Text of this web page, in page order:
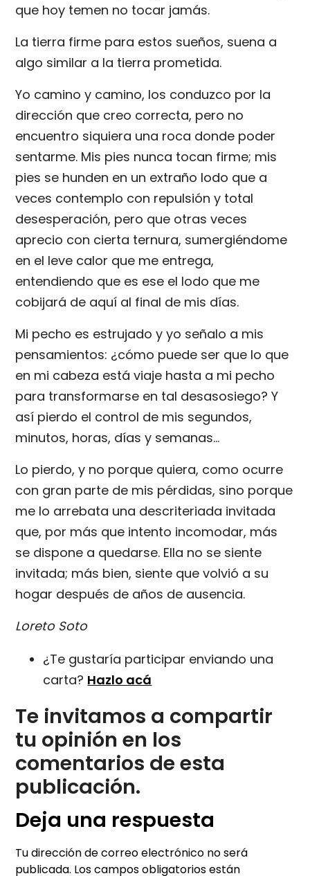
que hoy temen no tocar jamás.
La tierra firme para estos sueños, suena a
algo similar a la tierra prometida.
Yo camino y camino, los conduzco por la
dirección que creo correcta, pero no
encuentro siquiera una roca donde poder
sentarme. Mis pies nunca tocan firme; mis
pies se hunden en un extraño lodo que a
veces contemplo con repulsión y total
desesperación, pero que otras veces
aprecio con cierta ternura, sumergiéndome
en el leve calor que me entrega,
entendiendo que es ese el lodo que me
cobijará de aquí al final de mis días.
Mi pecho es estrujado y yo señalo a mis
pensamientos: ¿cómo puede ser que lo que
en mi cabeza está viaje hasta a mi pecho
para transformarse en tal desasosiego? Y
así pierdo el control de mis segundos,
minutos, horas, días y semanas…
Lo pierdo, y no porque quiera, como ocurre
con gran parte de mis pérdidas, sino porque
me lo arrebata una descriteriada invitada
que, por más que intento incomodar, más
se dispone a quedarse. Ella no se siente
invitada; más bien, siente que volvió a su
hogar después de años de ausencia.
Loreto Soto
¿Te gustaría participar enviando una
carta? Hazlo acá
Te invitamos a compartir
tu opinión en los
comentarios de esta
publicación.
Deja una respuesta
Tu dirección de correo electrónico no será
publicada. Los campos obligatorios están